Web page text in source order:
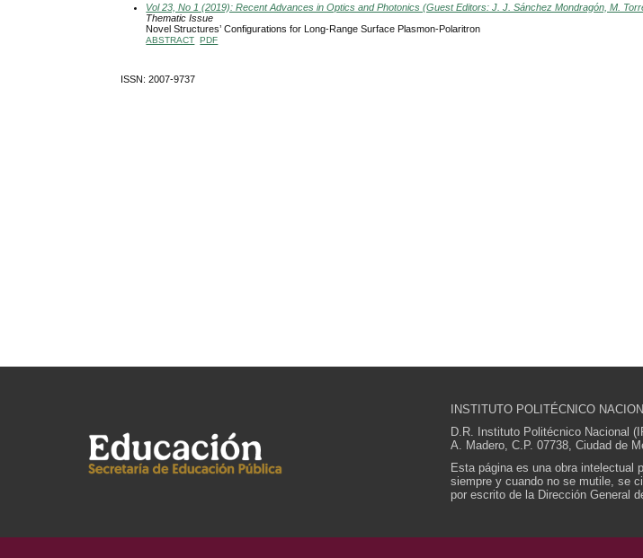
Vol 23, No 1 (2019): Recent Advances in Optics and Photonics (Guest Editors: J. J. Sánchez Mondragón, M.
Thematic Issue
Novel Structures’ Configurations for Long-Range Surface Plasmon-Polaritron
ABSTRACT PDF
ISSN: 2007-9737
INSTITUTO POLITÉCNICO
D.R. Instituto Politécnico Nacional
A. Madero, C.P. 07738, Ciudad de
Esta página es una obra intelectual
siempre y cuando no se mutile, se
por escrito de la Dirección General